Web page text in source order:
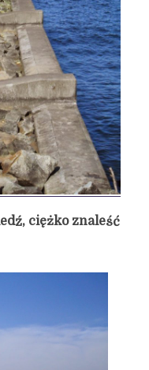
ciężko znaleść